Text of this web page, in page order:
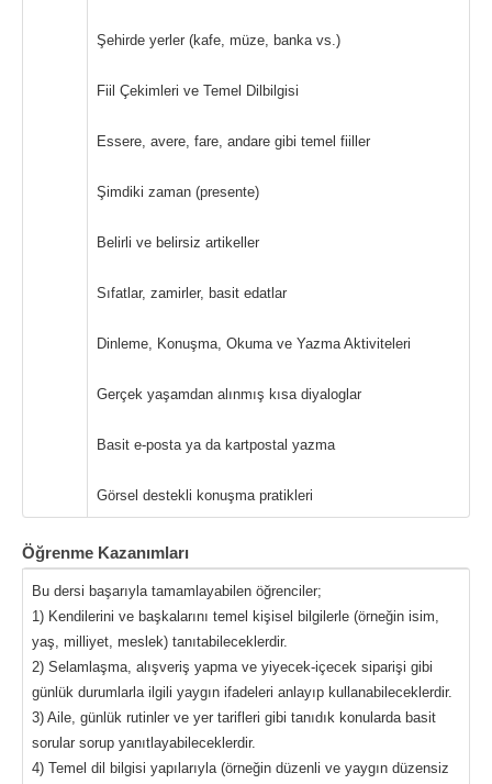
Şehirde yerler (kafe, müze, banka vs.)
Fiil Çekimleri ve Temel Dilbilgisi
Essere, avere, fare, andare gibi temel fiiller
Şimdiki zaman (presente)
Belirli ve belirsiz artikeller
Sıfatlar, zamirler, basit edatlar
Dinleme, Konuşma, Okuma ve Yazma Aktiviteleri
Gerçek yaşamdan alınmış kısa diyaloglar
Basit e-posta ya da kartpostal yazma
Görsel destekli konuşma pratikleri
Öğrenme Kazanımları
Bu dersi başarıyla tamamlayabilen öğrenciler;
1) Kendilerini ve başkalarını temel kişisel bilgilerle (örneğin isim,
yaş, milliyet, meslek) tanıtabileceklerdir.
2) Selamlaşma, alışveriş yapma ve yiyecek-içecek siparişi gibi
günlük durumlarla ilgili yaygın ifadeleri anlayıp kullanabileceklerdir.
3) Aile, günlük rutinler ve yer tarifleri gibi tanıdık konularda basit
sorular sorup yanıtlayabileceklerdir.
4) Temel dil bilgisi yapılarıyla (örneğin düzenli ve yaygın düzensiz